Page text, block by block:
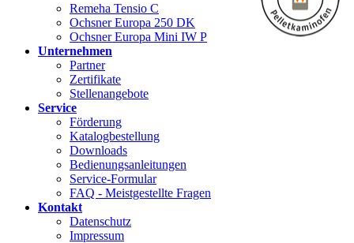
Remeha Tensio C
Ochsner Europa 250 DK
Ochsner Europa Mini IW P
Unternehmen
Partner
Zertifikate
Stellenangebote
Service
Förderung
Katalogbestellung
Downloads
Bedienungsanleitungen
Service-Formular
FAQ - Meistgestellte Fragen
Kontakt
Datenschutz
Impressum